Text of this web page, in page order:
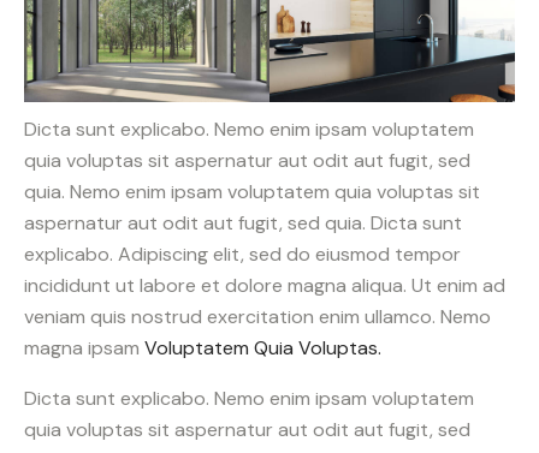
Dicta sunt explicabo. Nemo enim ipsam voluptatem
quia voluptas sit aspernatur aut odit aut fugit, sed
quia. Nemo enim ipsam voluptatem quia voluptas sit
aspernatur aut odit aut fugit, sed quia. Dicta sunt
explicabo. Adipiscing elit, sed do eiusmod tempor
incididunt ut labore et dolore magna aliqua. Ut enim ad
veniam quis nostrud exercitation enim ullamco. Nemo
magna ipsam Voluptatem Quia Voluptas.
Dicta sunt explicabo. Nemo enim ipsam voluptatem
quia voluptas sit aspernatur aut odit aut fugit, sed